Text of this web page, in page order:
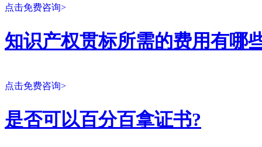
点击免费咨询>
知识产权贯标所需的费用有哪
点击免费咨询>
是否可以百分百拿证书?